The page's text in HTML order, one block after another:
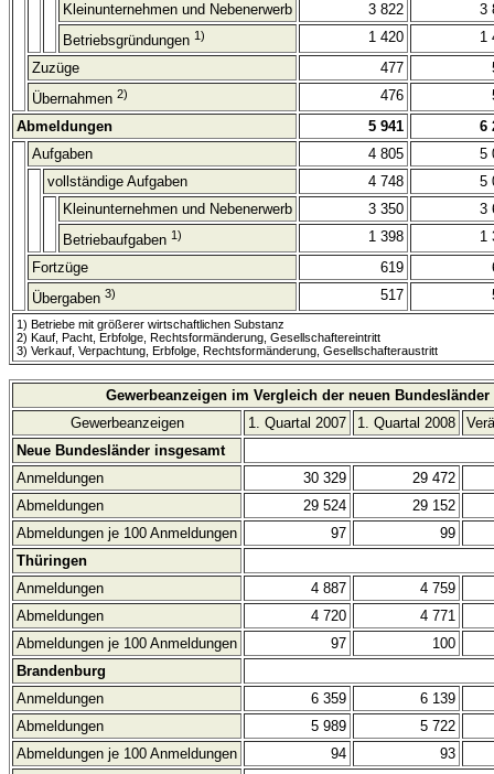
Kleinunternehmen und Nebenerwerb
3 822
3
Betriebsgründungen 1) 1 420
1
Zuzüge
477
Übernahmen 2) 476
Abmeldungen
5 941
6
Aufgaben
4 805
5
vollständige Aufgaben
4 748
5
Kleinunternehmen und Nebenerwerb
3 350
3
Betriebaufgaben 1) 1 398
1
Fortzüge
619
Übergaben 3) 517
1) Betriebe mit größerer wirtschaftlichen Substanz
2) Kauf, Pacht, Erbfolge, Rechtsformänderung, Gesellschaftereintritt
3) Verkauf, Verpachtung, Erbfolge, Rechtsformänderung, Gesellschafteraustritt
Gewerbeanzeigen im Vergleich der neuen Bundesländer
Gewerbeanzeigen
1. Quartal 2007 1. Quartal 2008
Neue Bundesländer insgesamt
Anmeldungen
30 329
29 472
Abmeldungen
29 524
29 152
Abmeldungen je 100 Anmeldungen
97
99
Thüringen
Anmeldungen
4 887
4 759
Abmeldungen
4 720
4 771
Abmeldungen je 100 Anmeldungen
97
100
Brandenburg
Anmeldungen
6 359
6 139
Abmeldungen
5 989
5 722
Abmeldungen je 100 Anmeldungen
94
93